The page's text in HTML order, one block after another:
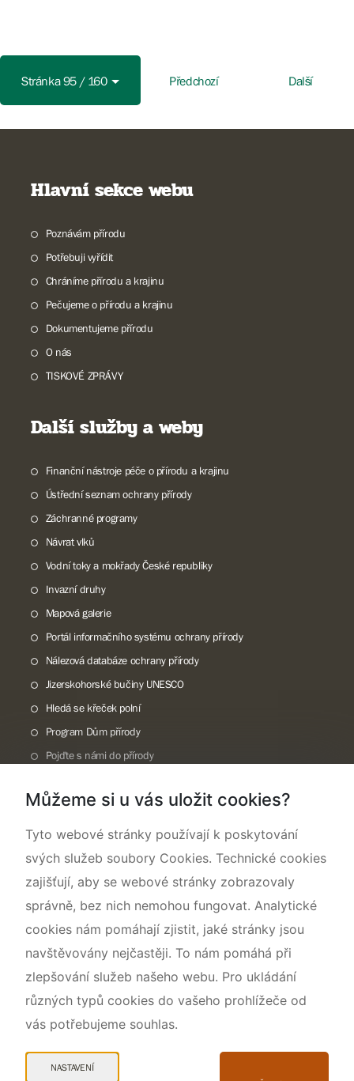
Stránka 95 / 160 Předchozí Další
Hlavní sekce webu
Poznávám přírodu
Potřebuji vyřídit
Chráníme přírodu a krajinu
Pečujeme o přírodu a krajinu
Dokumentujeme přírodu
O nás
TISKOVÉ ZPRÁVY
Další služby a weby
Finanční nástroje péče o přírodu a krajinu
Ústřední seznam ochrany přírody
Záchranné programy
Návrat vlků
Vodní toky a mokřady České republiky
Invazní druhy
Mapová galerie
Portál informačního systému ochrany přírody
Nálezová databáze ochrany přírody
Jizerskohorské bučiny UNESCO
Hledá se křeček polní
Program Dům přírody
Pojďte s námi do přírody
Rok CHKO pod záštitou České komise pro UNESCO
Můžeme si u vás uložit cookies?
Tyto webové stránky používají k poskytování
svých služeb soubory Cookies. Technické cookies
zajišťují, aby se webové stránky zobrazovaly
správně, bez nich nemohou fungovat. Analytické
cookies nám pomáhají zjistit, jaké stránky jsou
navštěvovány nejčastěji. To nám pomáhá při
zlepšování služeb našeho webu. Pro ukládání
různých typů cookies do vašeho prohlížeče od
vás potřebujeme souhlas.
NASTAVENÍ